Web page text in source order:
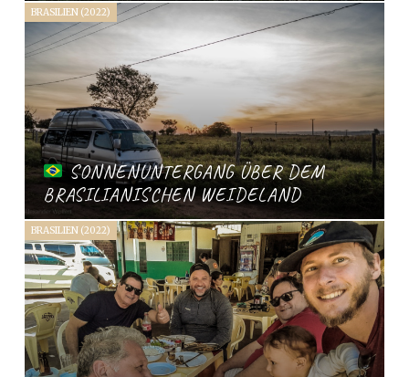
BRASILIEN (2022)
SONNENUNTERGANG ÜBER DEM
BRASILIANISCHEN WEIDELAND
BRASILIEN (2022)